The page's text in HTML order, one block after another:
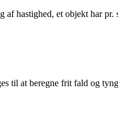
hastighed, et objekt har
til at beregne frit fald og